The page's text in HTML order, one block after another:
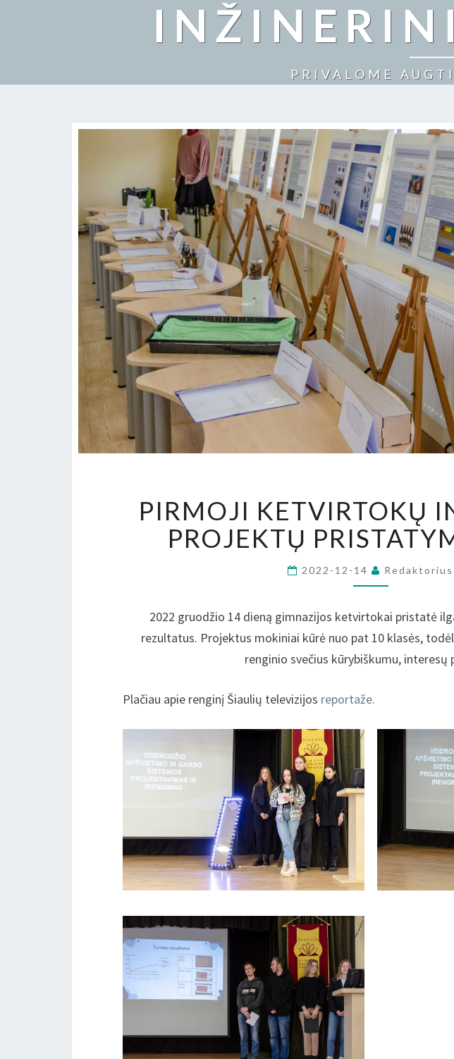
PRIVALOME
INŽINERINIŲ
PROJEKTŲ
SESIJA
PIRMOJI KETVIRTOKŲ
PROJEKTŲ
2022-12-14 Redaktorius
2022 gruodžio 14 dieną gimnazijos ketvirtokai pristatė
rezultatus. Projektus mokiniai kūrė nuo pat 10 klasės,
renginio svečius kūrybiškumu, interesų
Plačiau apie renginį Šiaulių televizijos reportaže.